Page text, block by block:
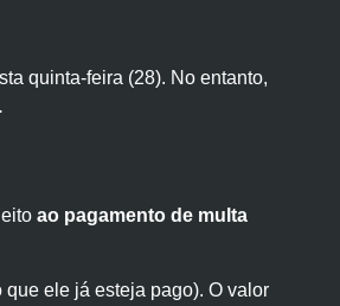
quinta-feira (28). No entanto,
ao pagamento de multa
ele já esteja pago). O valor